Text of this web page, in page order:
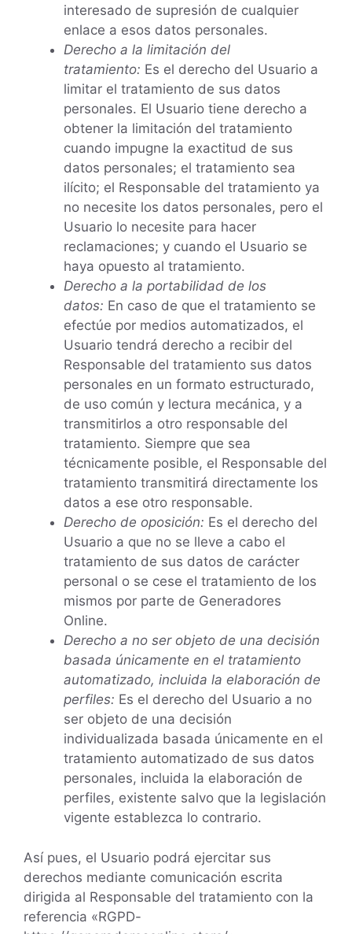
interesado de supresión de cualquier
enlace a esos datos personales.
Derecho a la limitación del
tratamiento: Es el derecho del Usuario a
limitar el tratamiento de sus datos
personales. El Usuario tiene derecho a
obtener la limitación del tratamiento
cuando impugne la exactitud de sus
datos personales; el tratamiento sea
ilícito; el Responsable del tratamiento ya
no necesite los datos personales, pero el
Usuario lo necesite para hacer
reclamaciones; y cuando el Usuario se
haya opuesto al tratamiento.
Derecho a la portabilidad de los
datos: En caso de que el tratamiento se
efectúe por medios automatizados, el
Usuario tendrá derecho a recibir del
Responsable del tratamiento sus datos
personales en un formato estructurado,
de uso común y lectura mecánica, y a
transmitirlos a otro responsable del
tratamiento. Siempre que sea
técnicamente posible, el Responsable del
tratamiento transmitirá directamente los
datos a ese otro responsable.
Derecho de oposición: Es el derecho del
Usuario a que no se lleve a cabo el
tratamiento de sus datos de carácter
personal o se cese el tratamiento de los
mismos por parte de Generadores
Online.
Derecho a no ser objeto de una decisión
basada únicamente en el tratamiento
automatizado, incluida la elaboración de
perfiles: Es el derecho del Usuario a no
ser objeto de una decisión
individualizada basada únicamente en el
tratamiento automatizado de sus datos
personales, incluida la elaboración de
perfiles, existente salvo que la legislación
vigente establezca lo contrario.
Así pues, el Usuario podrá ejercitar sus
derechos mediante comunicación escrita
dirigida al Responsable del tratamiento con la
referencia «RGPD-